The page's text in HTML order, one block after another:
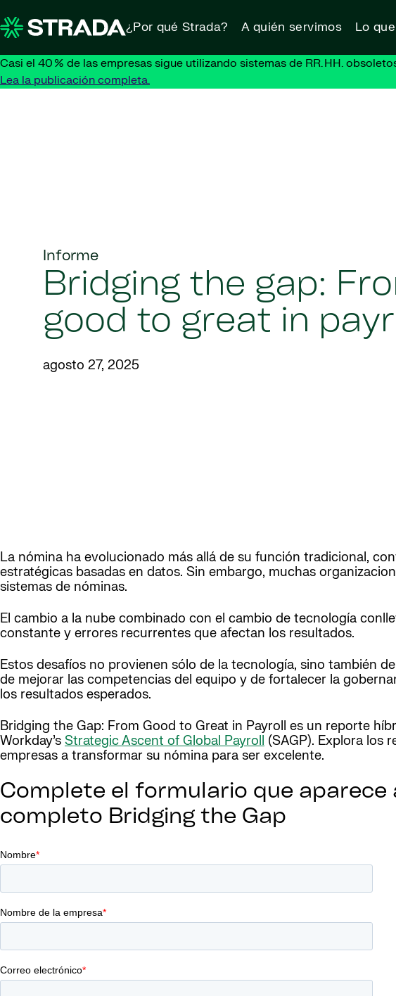
¿Por qué Strada? A quién servimos Lo
Casi el 40 % de las empresas sigue utilizando sistemas de RR. HH.
Lea la publicación completa.
Informe
Bridging the gap:
good to great in
agosto 27, 2025
La nómina ha evolucionado más allá de su función tradicional,
estratégicas basadas en datos. Sin embargo, muchas
sistemas de nóminas.
El cambio a la nube combinado con el cambio de tecnología
constante y errores recurrentes que afectan los resultados.
Estos desafíos no provienen sólo de la tecnología, sino también
de mejorar las competencias del equipo y de fortalecer la
los resultados esperados.
Bridging the Gap: From Good to Great in Payroll es un reporte
Workday’s Strategic Ascent of Global Payroll (SAGP). Explora los
empresas a transformar su nómina para ser excelente.
Complete el formulario que
completo Bridging the Gap